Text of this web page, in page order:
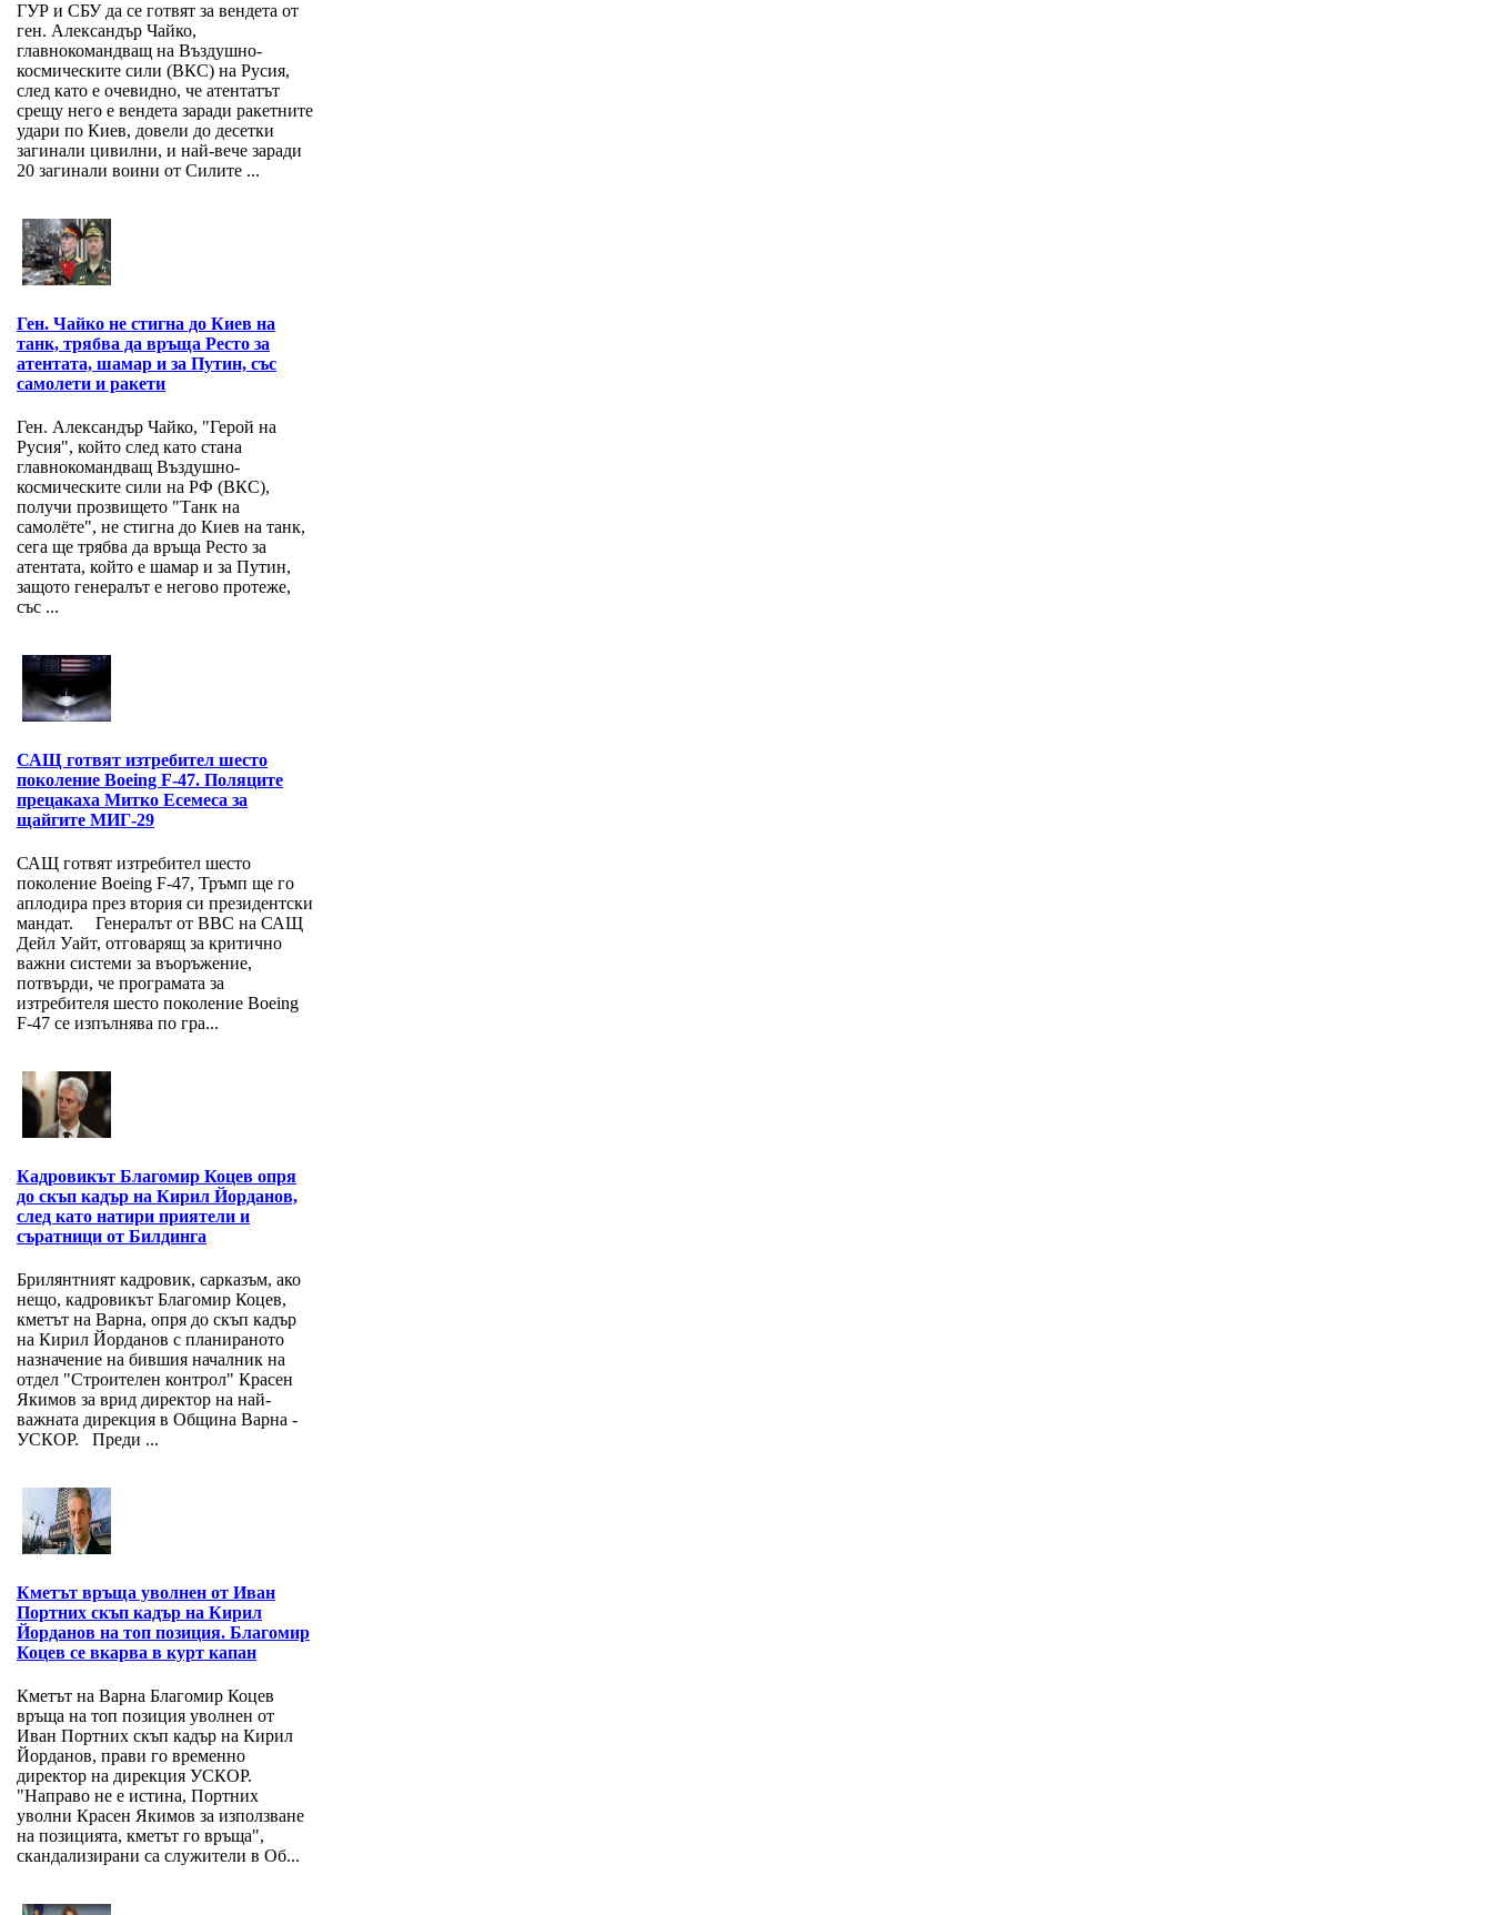
ГУР и СБУ да се готвят за вендета от
ген. Александър Чайко,
главнокомандващ на Въздушно-
космическите сили (ВКС) на Русия,
след като е очевидно, че атентатът
срещу него е вендета заради ракетните
удари по Киев, довели до десетки
загинали цивилни, и най-вече заради
20 загинали воини от Силите ...
Ген. Чайко не стигна до Киев на
танк, трябва да връща Ресто за
атентата, шамар и за Путин, със
самолети и ракети
Ген. Александър Чайко, "Герой на
Русия", който след като стана
главнокомандващ Въздушно-
космическите сили на РФ (ВКС),
получи прозвището "Танк на
самолёте", не стигна до Киев на танк,
сега ще трябва да връща Ресто за
атентата, който е шамар и за Путин,
защото генералът е негово протеже,
със ...
САЩ готвят изтребител шесто
поколение Boeing F-47. Поляците
прецакаха Митко Есемеса за
щайгите МИГ-29
САЩ готвят изтребител шесто
поколение Boeing F-47, Тръмп ще го
аплодира през втория си президентски
мандат. Генералът от ВВС на САЩ
Дейл Уайт, отговарящ за критично
важни системи за въоръжение,
потвърди, че програмата за
изтребителя шесто поколение Boeing
F-47 се изпълнява по гра...
Кадровикът Благомир Коцев опря
до скъп кадър на Кирил Йорданов,
след като натири приятели и
съратници от Билдинга
Брилянтният кадровик, сарказъм, ако
нещо, кадровикът Благомир Коцев,
кметът на Варна, опря до скъп кадър
на Кирил Йорданов с планираното
назначение на бившия началник на
отдел "Строителен контрол" Красен
Якимов за врид директор на най-
важната дирекция в Община Варна -
УСКОР. Преди ...
Кметът връща уволнен от Иван
Портних скъп кадър на Кирил
Йорданов на топ позиция. Благомир
Коцев се вкарва в курт капан
Кметът на Варна Благомир Коцев
връща на топ позиция уволнен от
Иван Портних скъп кадър на Кирил
Йорданов, прави го временно
директор на дирекция УСКОР.
"Направо не е истина, Портних
уволни Красен Якимов за използване
на позицията, кметът го връща",
скандализирани са служители в Об...